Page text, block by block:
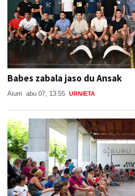
Babes zabala jaso du Ansak
Aiurri abu 07, 13:55 URNIETA